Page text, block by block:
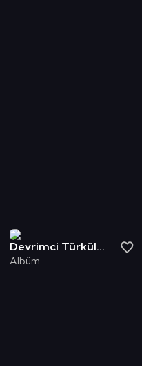
Devrimci Türküleri 1
Albüm